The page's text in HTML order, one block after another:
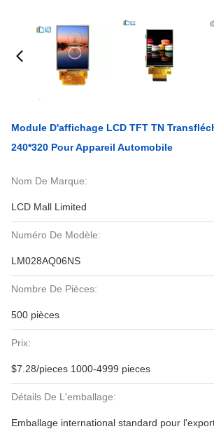
Module D'affichage LCD TFT TN
240*320 Pour Appareil Automobile
Nom De Marque:
LCD Mall Limited
Numéro De Modèle:
LM028AQ06NS
Nombre De Pièces:
500 pièces
Prix:
$7.28/pieces 1000-4999 pieces
Détails De L'emballage:
Emballage international standard pour